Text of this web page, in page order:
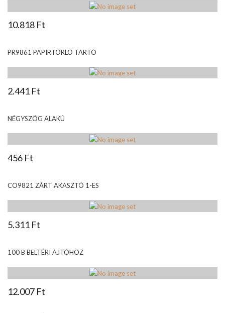
10.818 Ft
PR9861 PAPIRTÖRLÖ TARTÓ
2.441 Ft
NÉGYSZÖG ALAKÚ
456 Ft
CO9821 ZÁRT AKASZTÓ 1-ES
5.311 Ft
100 B BELTÉRI AJTÓHOZ
12.007 Ft